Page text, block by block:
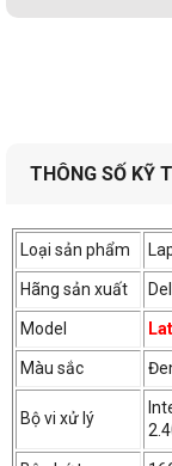
THÔNG SỐ KỸ
Loại sản phẩm
Hãng sản xuất Dell
Model
Màu sắc
Bộ vi xử lý